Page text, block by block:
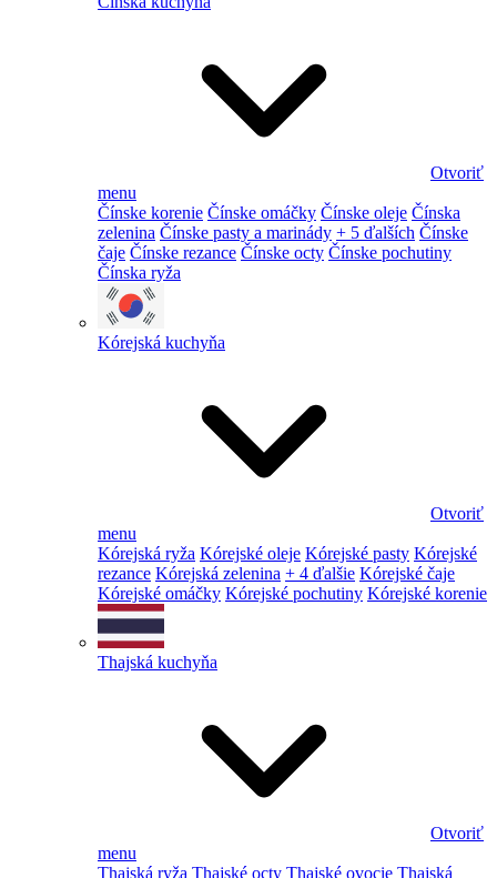
Otvoriť
menu
Čínske korenie Čínske omáčky Čínske oleje Čínska
zelenina Čínske pasty a marinády + 5 ďalších Čínske
čaje Čínske rezance Čínske octy Čínske pochutiny
Čínska ryža
Kórejská kuchyňa
Otvoriť
menu
Kórejská ryža Kórejské oleje Kórejské pasty Kórejské
rezance Kórejská zelenina + 4 ďalšie Kórejské čaje
Kórejské omáčky Kórejské pochutiny Kórejské korenie
Thajská kuchyňa
Otvoriť
menu
Thajská ryža Thajské octy Thajské ovocie Thajská